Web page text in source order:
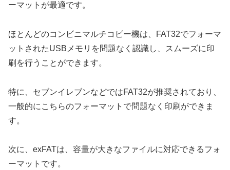
ーマットが最適です。
ほとんどのコンビニマルチコピー機は、FAT32でフォーマ
ットされたUSBメモリを問題なく認識し、スムーズに印
刷を行うことができます。
特に、セブンイレブンなどではFAT32が推奨されており、
一般的にこちらのフォーマットで問題なく印刷ができま
す。
次に、exFATは、容量が大きなファイルに対応できるフォ
ーマットです。